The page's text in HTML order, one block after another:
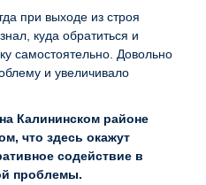
при выходе из строя
куда обратиться и
самостоятельно. Довольно
и увеличивало
Калининском районе
что здесь окажут
содействие в
проблемы.